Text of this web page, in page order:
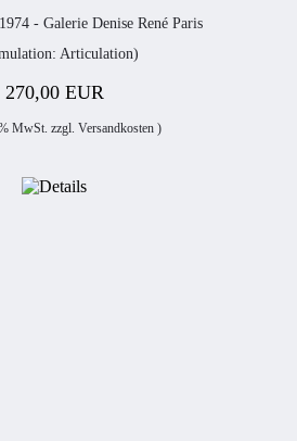
- Galerie Denise René Paris
Articulation)
270,00 EUR
MwSt. zzgl. Versandkosten)